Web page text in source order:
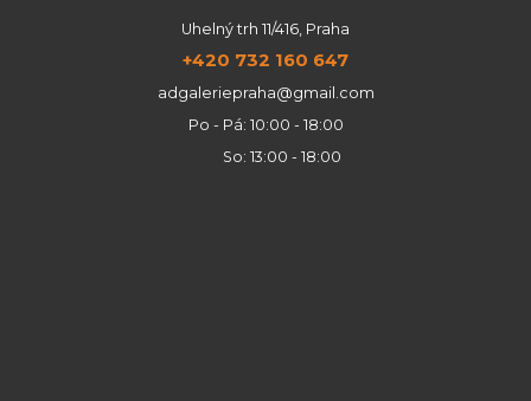
Uhelný trh 11/416, Praha
+420 732 160 647
adgaleriepraha@gmail.com
Po - Pá: 10:00 - 18:00
So: 13:00 - 18:00